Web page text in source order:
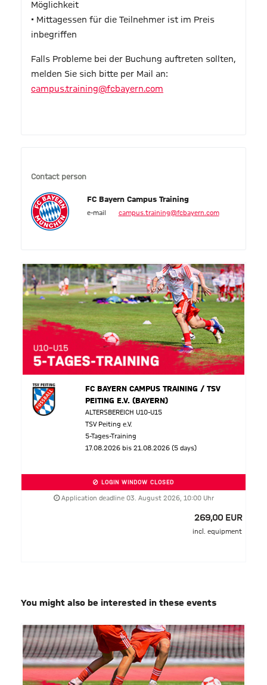
Möglichkeit
• Mittagessen für die Teilnehmer ist im Preis
inbegriffen
Falls Probleme bei der Buchung auftreten sollten,
melden Sie sich bitte per Mail an:
campus.training@fcbayern.com
Contact person
FC Bayern Campus Training
e-mail campus.training@fcbayern.com
FC BAYERN CAMPUS TRAINING / TSV
PEITING E.V. (BAYERN)
ALTERSBEREICH U10-U15
TSV Peiting e.V.
5-Tages-Training
17.08.2026 bis 21.08.2026 (5 days)
LOGIN WINDOW CLOSED
Application deadline 03. August 2026, 10:00 Uhr
269,00 EUR
incl. equipment
You might also be interested in these events